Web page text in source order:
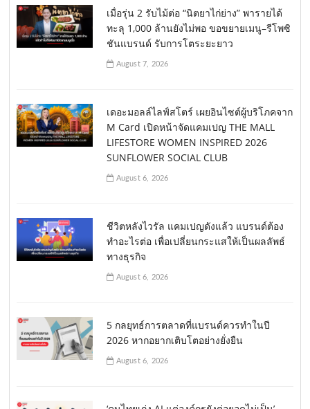
เมื่อรุ่น 2 รับไม้ต่อ “นิตยาไก่ย่าง” พารายได้
ทะลุ 1,000 ล้านยังไม่พอ ขอขยายเมนู–รีโพซิ
ชันแบรนด์ รับการโตระยะยาว
August 7, 2026
เดอะมอลล์ไลฟ์สโตร์ เผยอินไซต์ผู้บริโภคจาก
M Card เปิดหน้าจัดแคมเปญ THE MALL
LIFESTORE WOMEN INSPIRED 2026
SUNFLOWER SOCIAL CLUB
August 6, 2026
ชีวิตหลังไวรัล แคมเปญดังแล้ว แบรนด์ต้อง
ทำอะไรต่อ เพื่อเปลี่ยนกระแสให้เป็นผลลัพธ์
ทางธุรกิจ
August 6, 2026
5 กลยุทธ์การตลาดที่แบรนด์ควรทำในปี
2026 หากอยากเติบโตอย่างยั่งยืน
August 6, 2026